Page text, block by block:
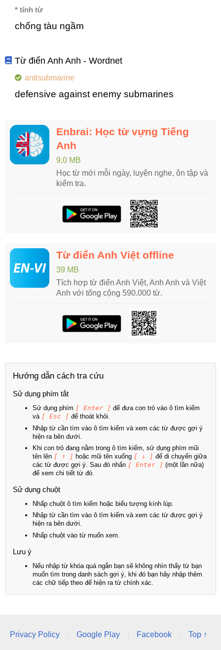
* tính từ
chống tàu ngầm
Từ điển Anh Anh - Wordnet
antisubmarine
defensive against enemy submarines
Enbrai: Học từ vựng Tiếng
Anh
9,0 MB
Học từ mới mỗi ngày, luyện nghe, ôn tập và
kiểm tra.
Từ điển Anh Việt offline
39 MB
Tích hợp từ điển Anh Việt, Anh Anh và Việt
Anh với tổng cộng 590.000 từ.
Hướng dẫn cách tra cứu
Sử dụng phím tắt
Sử dụng phím [ Enter ] để đưa con trỏ vào ô tìm kiếm
và [ Esc ] để thoát khỏi.
Nhập từ cần tìm vào ô tìm kiếm và xem các từ được gợi ý
hiện ra bên dưới.
Khi con trỏ đang nằm trong ô tìm kiếm, sử dụng phím mũi
tên lên [ ↑ ] hoặc mũi tên xuống [ ↓ ] để di chuyển giữa
các từ được gợi ý. Sau đó nhấn [ Enter ] (một lần nữa)
để xem chi tiết từ đó.
Sử dụng chuột
Nhấp chuột ô tìm kiếm hoặc biểu tượng kính lúp.
Nhập từ cần tìm vào ô tìm kiếm và xem các từ được gợi ý
hiện ra bên dưới.
Nhấp chuột vào từ muốn xem.
Lưu ý
Nếu nhập từ khóa quá ngắn bạn sẽ không nhìn thấy từ bạn
muốn tìm trong danh sách gợi ý, khi đó bạn hãy nhập thêm
các chữ tiếp theo để hiện ra từ chính xác.
Privacy Policy Google Play Facebook Top ↑